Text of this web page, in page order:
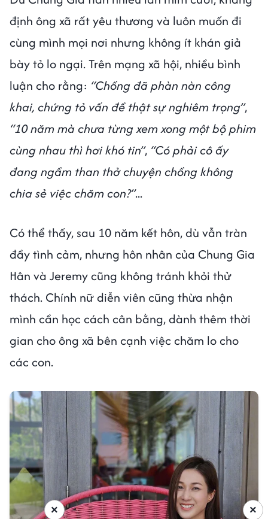
định ông xã rất yêu thương và luôn muốn đi
cùng mình mọi nơi nhưng không ít khán giả
bày tỏ lo ngại. Trên mạng xã hội, nhiều bình
luận cho rằng: “Chồng đã phàn nàn công
khai, chứng tỏ vấn đề thật sự nghiêm trọng”,
“10 năm mà chưa từng xem xong một bộ phim
cùng nhau thì hơi khó tin”, “Có phải cô ấy
đang ngầm than thở chuyện chồng không
chia sẻ việc chăm con?”...
Có thể thấy, sau 10 năm kết hôn, dù vẫn tràn
đầy tình cảm, nhưng hôn nhân của Chung Gia
Hân và Jeremy cũng không tránh khỏi thử
thách. Chính nữ diễn viên cũng thừa nhận
mình cần học cách cân bằng, dành thêm thời
gian cho ông xã bên cạnh việc chăm lo cho
các con.
×
×